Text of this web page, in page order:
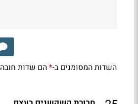
השדות המסומנים ב-*הם שדות חובה